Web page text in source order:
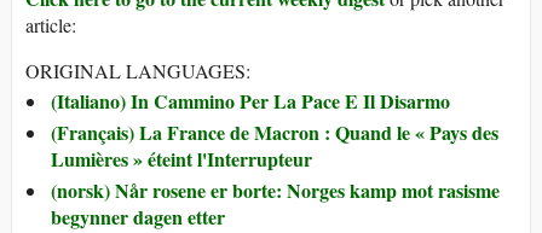
article:
ORIGINAL LANGUAGES:
(Italiano) In Cammino Per La Pace E Il Disarmo
(Français) La France de Macron : Quand le « Pays des
Lumières » éteint l'Interrupteur
(norsk) Når rosene er borte: Norges kamp mot rasisme
begynner dagen etter